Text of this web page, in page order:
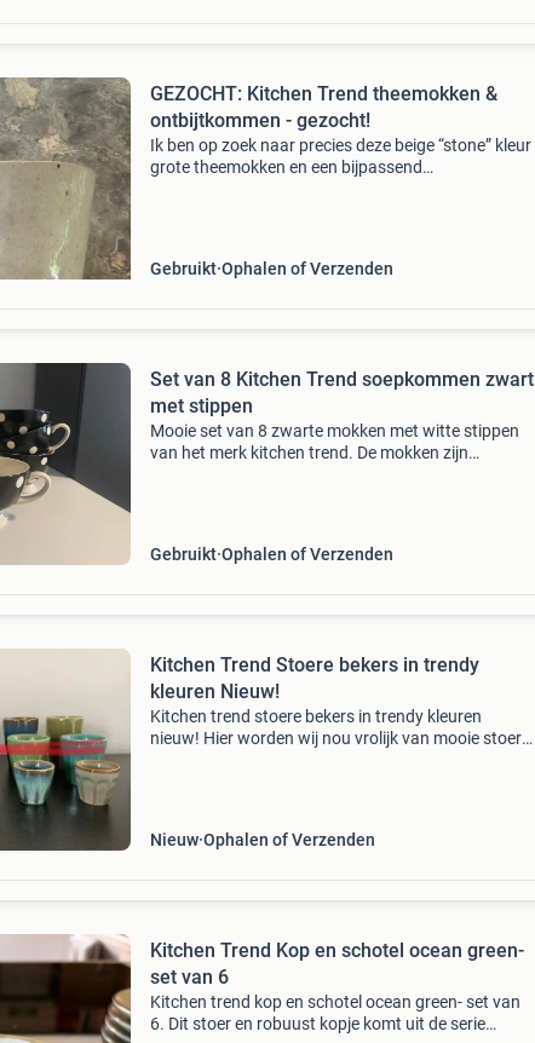
GEZOCHT: Kitchen Trend theemokken &
ontbijtkommen - gezocht!
Ik ben op zoek naar precies deze beige “stone” kleur
grote theemokken en een bijpassend
Gebruikt Ophalen of Verzenden
Set van 8 Kitchen Trend soepkommen zwart
met stippen
Mooie set van 8 zwarte mokken met witte stippen
van het merk kitchen trend. De mokken zijn
Gebruikt Ophalen of Verzenden
Kitchen Trend Stoere bekers in trendy
kleuren Nieuw!
Kitchen trend stoere bekers in trendy kleuren
nieuw! Hier worden wij nou vrolijk van mooie stoere
Nieuw Ophalen of Verzenden
Kitchen Trend Kop en schotel ocean green-
set van 6
Kitchen trend kop en schotel ocean green- set van
6. Dit stoer en robuust kopje komt uit de serie